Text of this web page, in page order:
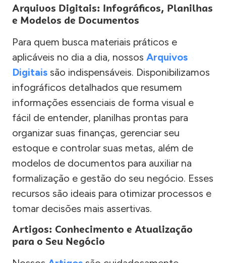
Arquivos Digitais: Infográficos, Planilhas
e Modelos de Documentos
Para quem busca materiais práticos e
aplicáveis no dia a dia, nossos Arquivos
Digitais são indispensáveis. Disponibilizamos
infográficos detalhados que resumem
informações essenciais de forma visual e
fácil de entender, planilhas prontas para
organizar suas finanças, gerenciar seu
estoque e controlar suas metas, além de
modelos de documentos para auxiliar na
formalização e gestão do seu negócio. Esses
recursos são ideais para otimizar processos e
tomar decisões mais assertivas.
Artigos: Conhecimento e Atualização
para o Seu Negócio